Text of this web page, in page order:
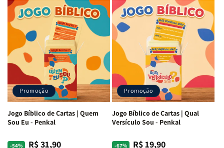
Letra
Média
Full
Color
Brochura
Rei
Leão
Letra
Média
&amp;
Full
Color
|
Brochura
|
Rei
Leão
|
Full
Color
Capa
Dura
Harpa
|
-
Cruz
Laranja
|
Full
Color
|
Capa
Dura
Harpa
|
-
Cruz
Laranja
Promoção
Jogo Bíblico de Cartas | Quem
Sou Eu - Penkal
-54% R$ 31,90
Promoção
Jogo Bíblico de Cartas | Qual
Versículo Sou - Penkal
-67% R$ 19,90